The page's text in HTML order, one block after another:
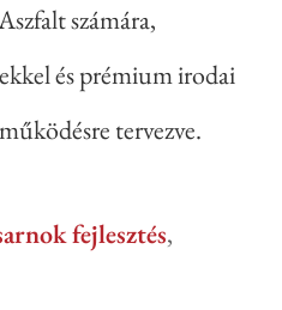
számára,
és prémium irodai
tervezve.
fejlesztés,